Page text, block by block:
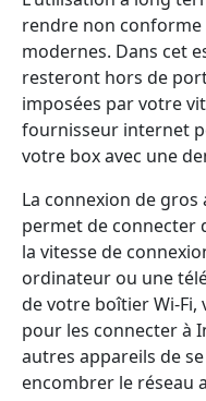
rendre non
modernes. Dans cet
resteront hors de
imposées par votre
fournisseur internet
votre box avec une
La connexion de
permet de connecter
la vitesse de
ordinateur ou une
de votre boîtier Wi-Fi,
pour les connecter à
autres appareils de
encombrer le réseau